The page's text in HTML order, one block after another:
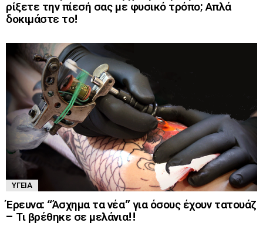
ρίξετε την πίεσή σας με φυσικό τρόπο; Απλά
δοκιμάστε το!
ΥΓΕΊΑ
Έρευνα: “Άσχημα τα νέα” για όσους έχουν τατουάζ
– Τι βρέθηκε σε μελάνια!!